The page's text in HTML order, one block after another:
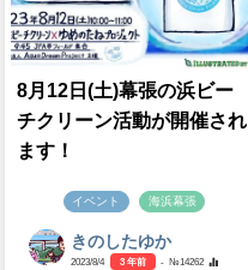
8月12日(土)幕張の浜ビー
チクリーン活動が開催され
ます！
イベント 海浜幕張
きのしたゆか
2023/8/4 3 年前
- №14262